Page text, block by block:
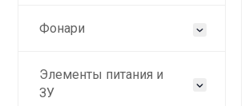
Фонари
Элементы питания и
ЗУ